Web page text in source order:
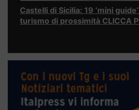
Castelli di Sicilia: 19 ‘mini
turismo di prossimità CLICCA